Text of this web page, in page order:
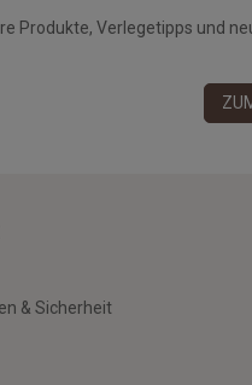
Produkte, Verlegetipps und
& Sicherheit